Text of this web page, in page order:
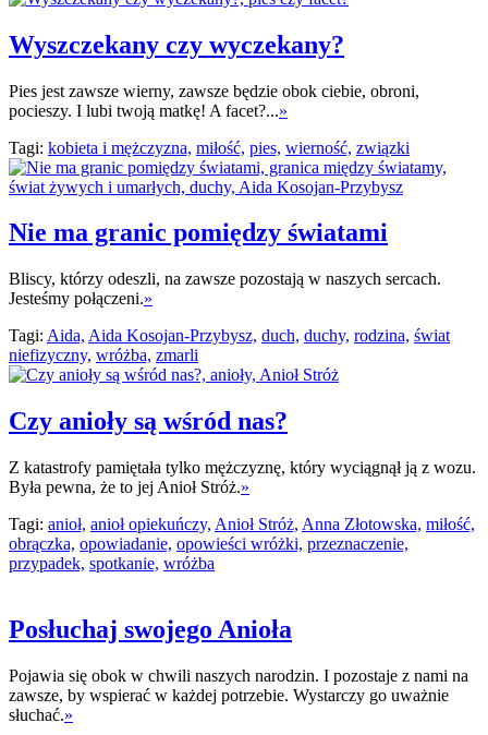
Wyszczekany czy wyczekany?
Pies jest zawsze wierny, zawsze będzie obok ciebie, obroni,
pocieszy. I lubi twoją matkę! A facet?...»
Tagi: kobieta i mężczyzna, miłość, pies, wierność, związki
Nie ma granic pomiędzy światami
Bliscy, którzy odeszli, na zawsze pozostają w naszych sercach.
Jesteśmy połączeni.»
Tagi: Aida, Aida Kosojan-Przybysz, duch, duchy, rodzina, świat
niefizyczny, wróżba, zmarli
Czy anioły są wśród nas?
Z katastrofy pamiętała tylko mężczyznę, który wyciągnął ją z wozu.
Była pewna, że to jej Anioł Stróż.»
Tagi: anioł, anioł opiekuńczy, Anioł Stróż, Anna Złotowska, miłość,
obrączka, opowiadanie, opowieści wróżki, przeznaczenie,
przypadek, spotkanie, wróżba
Posłuchaj swojego Anioła
Pojawia się obok w chwili naszych narodzin. I pozostaje z nami na
zawsze, by wspierać w każdej potrzebie. Wystarczy go uważnie
słuchać.»